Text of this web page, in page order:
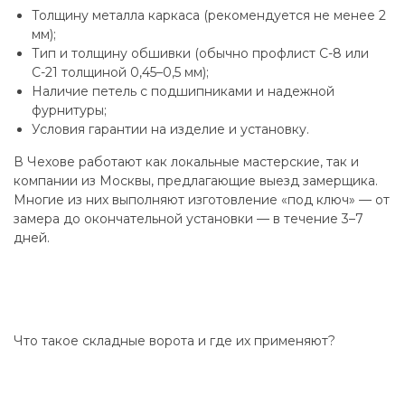
Толщину металла каркаса (рекомендуется не менее 2
мм);
Тип и толщину обшивки (обычно профлист С-8 или
С-21 толщиной 0,45–0,5 мм);
Наличие петель с подшипниками и надежной
фурнитуры;
Условия гарантии на изделие и установку.
В Чехове работают как локальные мастерские, так и
компании из Москвы, предлагающие выезд замерщика.
Многие из них выполняют изготовление «под ключ» — от
замера до окончательной установки — в течение 3–7
дней.
Что такое складные ворота и где их применяют?